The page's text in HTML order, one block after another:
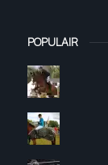
POPULAIR